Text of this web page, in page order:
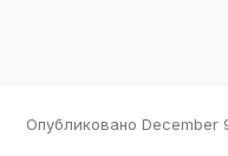
Опубликовано December